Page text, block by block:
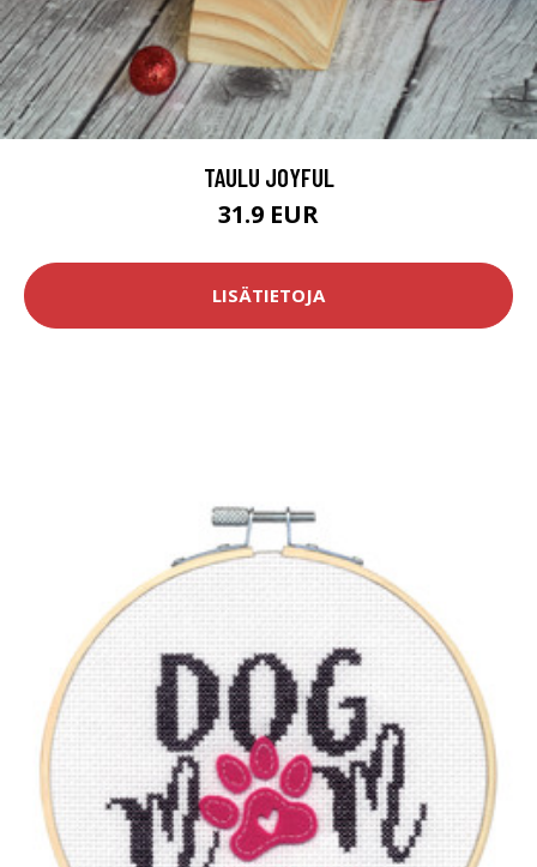
TAULU JOYFUL
31.9 EUR
LISÄTIETOJA